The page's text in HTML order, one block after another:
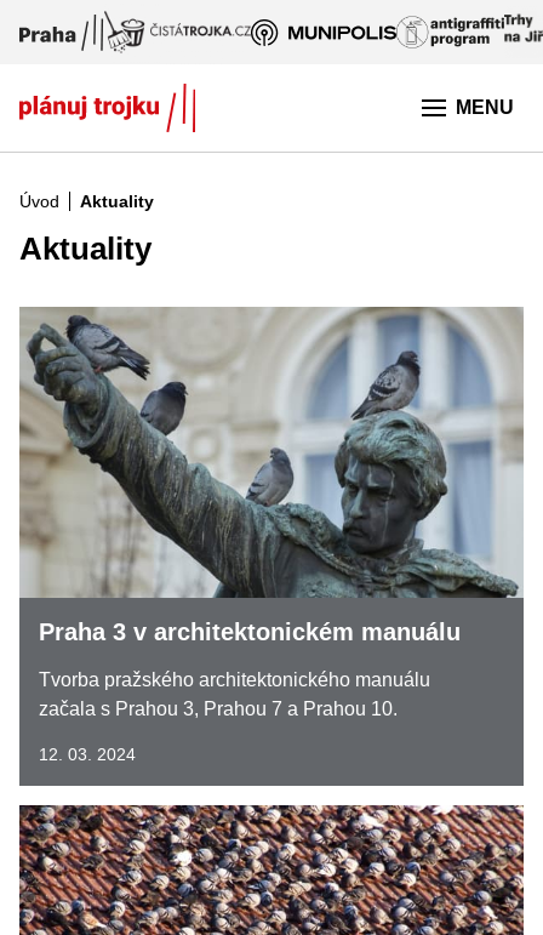
Přeskočit na hlavní obsah
MENU
Úvod Aktuality
Aktuality
Praha 3 v architektonickém manuálu
Tvorba pražského architektonického manuálu
začala s Prahou 3, Prahou 7 a Prahou 10.
12. 03. 2024